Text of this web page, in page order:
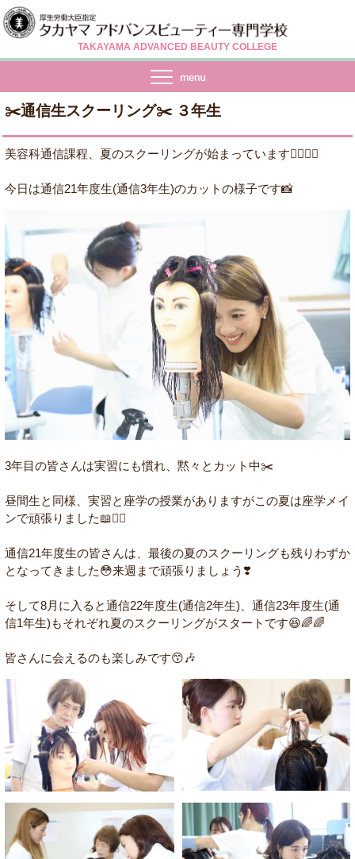
TAKAYAMA ADVANCED BEAUTY COLLEGE
✂️通信生スクーリング✂️ ３年生
美容科通信課程、夏のスクーリングが始まっています💁🏻‍♀️✨
今日は通信21年度生(通信3年生)のカットの様子です📸
3年目の皆さんは実習にも慣れ、黙々とカット中✂️
昼間生と同様、実習と座学の授業がありますがこの夏は座学メイ
ンで頑張りました📖✍🏻
通信21年度生の皆さんは、最後の夏のスクーリングも残りわずか
となってきました😳来週まで頑張りましょう❣️
そして8月に入ると通信22年度生(通信2年生)、通信23年度生(通
信1年生)もそれぞれ夏のスクーリングがスタートです😆🌈🌈
皆さんに会えるのも楽しみです😙🎶